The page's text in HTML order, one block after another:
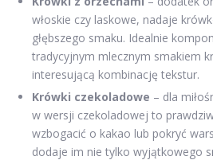
włoskie czy laskowe, nadaje
głębszego smaku. Idealnie
tradycyjnym mlecznym smakiem
interesującą kombinację tekstur.
Krówki czekoladowe – dla
w wersji czekoladowej to
wzbogacić o kakao lub pokryć
dodaje im nie tylko wyjątkowego